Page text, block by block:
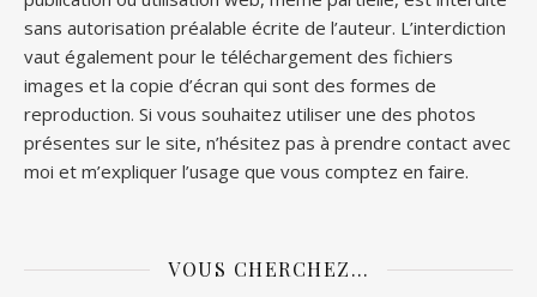
sans autorisation préalable écrite de l’auteur. L’interdiction
vaut également pour le téléchargement des fichiers
images et la copie d’écran qui sont des formes de
reproduction. Si vous souhaitez utiliser une des photos
présentes sur le site, n’hésitez pas à prendre contact avec
moi et m’expliquer l’usage que vous comptez en faire.
VOUS CHERCHEZ…